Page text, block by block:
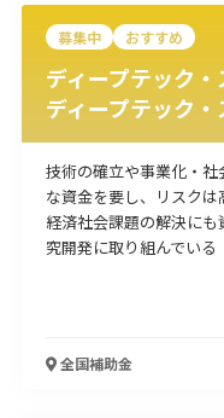
募集中 おすすめ
ディープテック
ディープテック
技術の確立や事業化・
な資金を要し、リスク
経済社会課題の解決に
究開発に取り組んでいる
全国補助金